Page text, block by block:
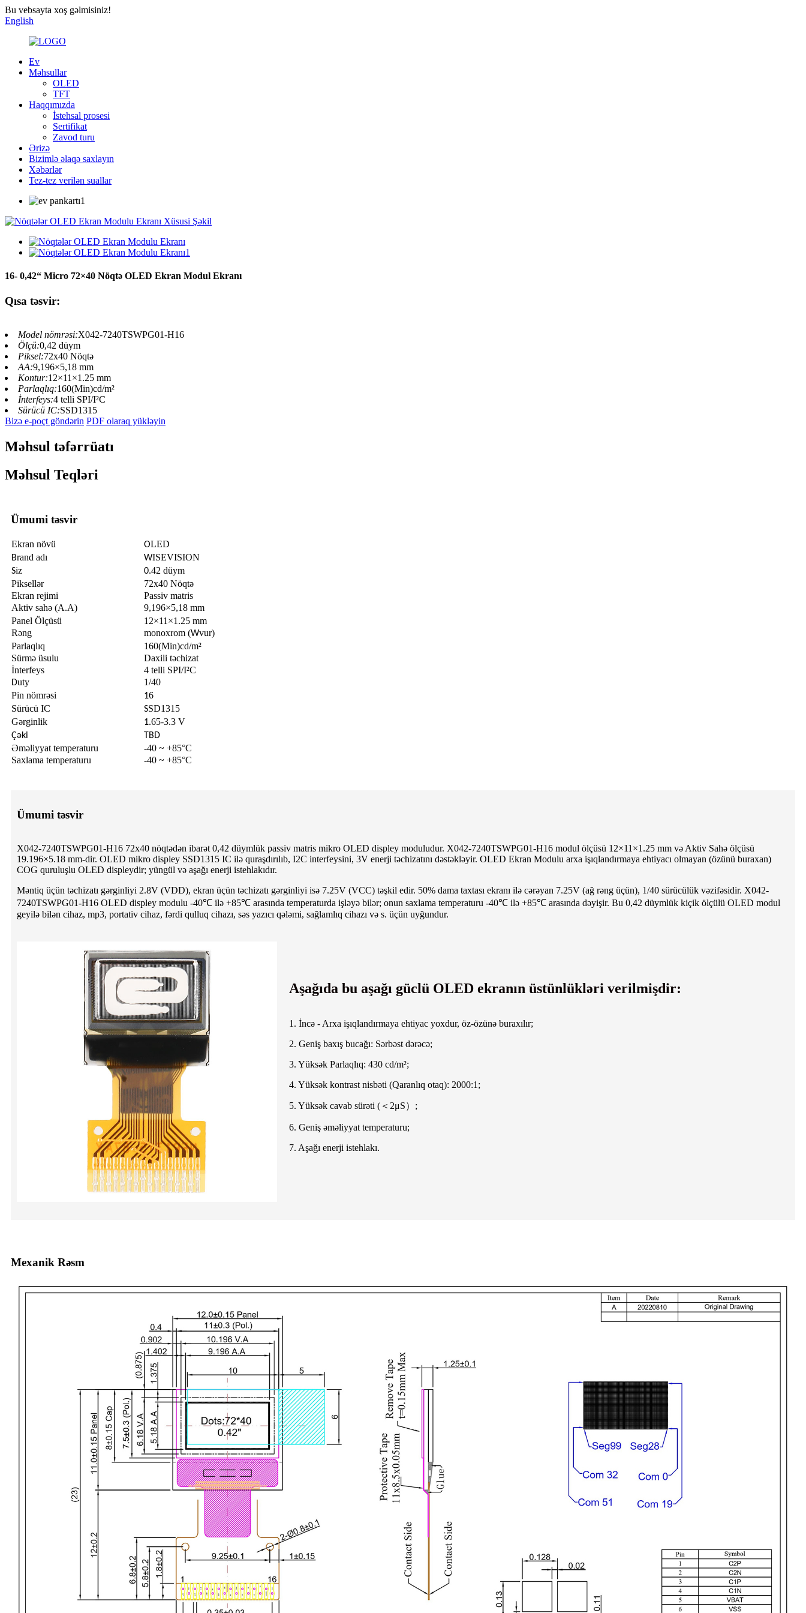
Bu vebsayta xoş gəlmisiniz!
English
Ev
Məhsullar
OLED
TFT
Haqqımızda
İstehsal prosesi
Sertifikat
Zavod turu
Ərizə
Bizimlə əlaqə saxlayın
Xəbərlər
Tez-tez verilən suallar
16- 0,42“ Micro 72×40 Nöqtə OLED Ekran Modul Ekranı
Qısa təsvir:
Model nömrəsi:X042-7240TSWPG01-H16
Ölçü:0,42 düym
Piksel:72x40 Nöqtə
AA:9,196×5,18 mm
Kontur:12×11×1.25 mm
Parlaqlıq:160(Min)cd/m²
İnterfeys:4 telli SPI/I²C
Sürücü IC:SSD1315
Bizə e-poçt göndərin PDF olaraq yükləyin
Məhsul təfərrüatı
Məhsul Teqləri
Ümumi təsvir
Ekran növü OLED
Brand adı WISEVISION
Siz 0.42 düym
Piksellər
72x40 Nöqtə
Ekran rejimi
Passiv matris
Aktiv sahə (A.A)
9,196×5,18 mm
Panel Ölçüsü
12×11×1.25 mm
Rəng
monoxrom (Wvur)
Parlaqlıq
160(Min)cd/m²
Sürmə üsulu
Daxili təchizat
İnterfeys
4 telli SPI/I²C
Duty
1/40
Pin nömrəsi
16
Sürücü IC
SSD1315
Gərginlik
1.65-3.3 V
Çəki TBD
Əməliyyat temperaturu
-40 ~ +85°C
Saxlama temperaturu
-40 ~ +85°C
Ümumi təsvir
X042-7240TSWPG01-H16 72x40 nöqtədən ibarət 0,42 düymlük passiv matris mikro OLED displey moduludur. X042-7240TSWPG01-H16 modul ölçüsü 12×11×1.25 mm və Aktiv Sahə ölçüsü
19.196×5.18 mm-dir. OLED mikro displey SSD1315 IC ilə quraşdırılıb, I2C interfeysini, 3V enerji təchizatını dəstəkləyir. OLED Ekran Modulu arxa işıqlandırmaya ehtiyacı olmayan (özünü buraxan)
COG quruluşlu OLED displeydir; yüngül və aşağı enerji istehlakıdır.
Məntiq üçün təchizatı gərginliyi 2.8V (VDD), ekran üçün təchizatı gərginliyi isə 7.25V (VCC) təşkil edir. 50% dama taxtası ekranı ilə cərəyan 7.25V (ağ rəng üçün), 1/40 sürücülük vəzifəsidir. X042-
7240TSWPG01-H16 OLED displey modulu -40℃ ilə +85℃ arasında temperaturda işləyə bilər; onun saxlama temperaturu -40℃ ilə +85℃ arasında dəyişir. Bu 0,42 düymlük kiçik ölçülü OLED modul
geyilə bilən cihaz, mp3, portativ cihaz, fərdi qulluq cihazı, səs yazıcı qələmi, sağlamlıq cihazı və s. üçün uyğundur.
Aşağıda bu aşağı güclü OLED ekranın üstünlükləri verilmişdir:
1. İncə - Arxa işıqlandırmaya ehtiyac yoxdur, öz-özünə buraxılır;
2. Geniş baxış bucağı: Sərbəst dərəcə;
3. Yüksək Parlaqlıq: 430 cd/m²;
4. Yüksək kontrast nisbəti (Qaranlıq otaq): 2000:1;
5. Yüksək cavab sürəti (＜2μS）;
6. Geniş əməliyyat temperaturu;
7. Aşağı enerji istehlakı.
Mexanik Rəsm